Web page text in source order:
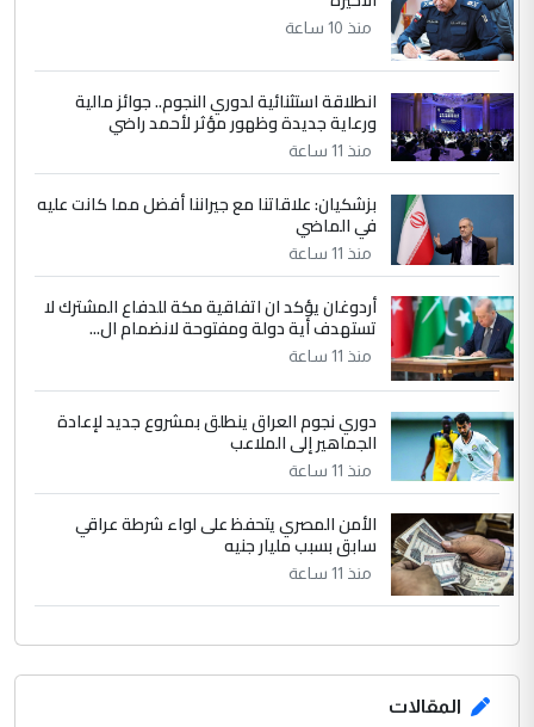
مضجعيك يابن الزنا (نص كامل)
5 سردار
التعليق : واحد من عصابة علي ماما يسقط
جنسية الرافد الثالث للعراق ومن اصول عريقة
الموضوع :
الجواهري يرد على صدام حسين سل
مضجعيك يابن الزنا (نص كامل)
منذ 10 ساعة
انطلاقة استثنائية لدوري النجوم.. جوائز مالية
ورعاية جديدة وظهور مؤثر لأحمد راضي
منذ 11 ساعة
بزشكيان: علاقاتنا مع جيراننا أفضل مما كانت عليه
في الماضي
منذ 11 ساعة
أردوغان يؤكد ان اتفاقية مكة للدفاع المشترك لا
تستهدف أية دولة ومفتوحة لانضمام ال...
منذ 11 ساعة
دوري نجوم العراق ينطلق بمشروع جديد لإعادة
الجماهير إلى الملاعب
منذ 11 ساعة
الأمن المصري يتحفظ على لواء شرطة عراقي
سابق بسبب مليار جنيه
منذ 11 ساعة
المقالات